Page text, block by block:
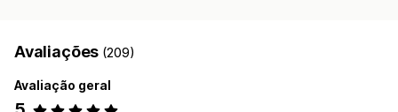
Avaliações (209)
Avaliação geral